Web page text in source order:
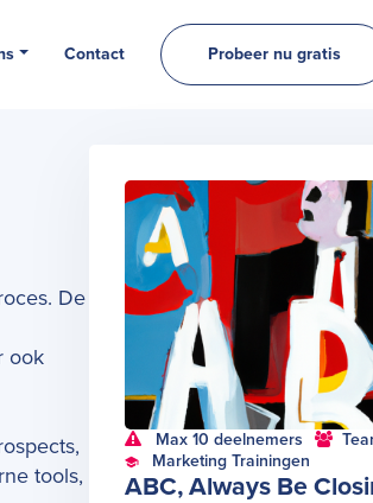
Contact Probeer nu gratis
Max 10 deelnemers
Marketing Trainingen
ABC, Always Be
De
ook
tools,